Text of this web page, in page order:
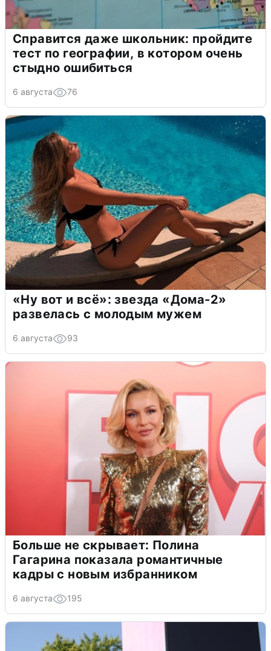
Справится даже школьник: пройдите
тест по географии, в котором очень
стыдно ошибиться
6 августа 76
«Ну вот и всё»: звезда «Дома-2»
развелась с молодым мужем
6 августа 93
Больше не скрывает: Полина
Гагарина показала романтичные
кадры с новым избранником
6 августа 195